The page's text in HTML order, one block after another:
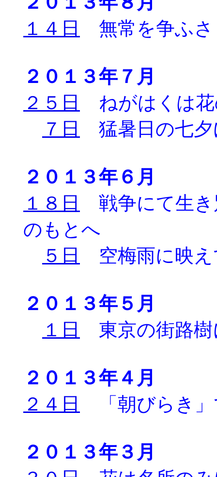
１４日
無常を争ふさ
２０１３年７月
２５日
ねがはくは花
７日
猛暑日の七夕
２０１３年６月
１８日
戦争にて生き
のもとへ
５日
空梅雨に映え
２０１３年５月
１日
東京の街路樹
２０１３年４月
２４日
「朝びらき」
２０１３年３月